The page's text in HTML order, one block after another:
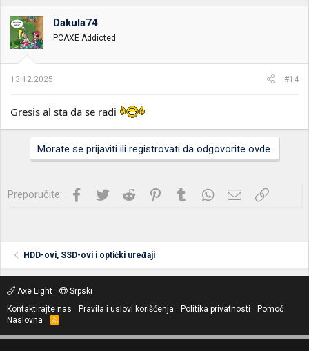
Dakula74
PCAXE Addicted
13.12.2025. #14
Gresis al sta da se radi
Morate se prijaviti ili registrovati da odgovorite ovde.
Preporučite: Facebook
Twitter Reddit PinterestTumblrWhatsApp
Imejl Link
HDD-ovi, SSD-ovi i optički uređaji
Axe Light
Srpski
Kontaktirajte nas
Pravila i uslovi korišćenja Politika privatnosti
Pomoć
Naslovna
R
S